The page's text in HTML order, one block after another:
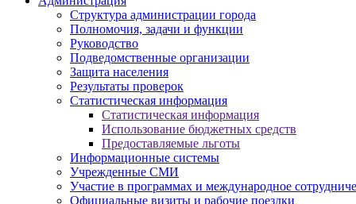
Структура администрации города
Полномочия, задачи и функции
Руководство
Подведомственные организации
Защита населения
Результаты проверок
Статистическая информация
Статистическая информация
Использование бюджетных средств
Предоставляемые льготы
Информационные системы
Учрежденные СМИ
Участие в программах и международное
Официальные визиты и рабочие поездки